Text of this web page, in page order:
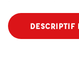
DESCRIPTIF